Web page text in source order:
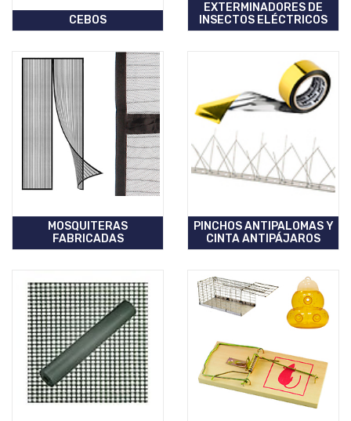
CEBOS
EXTERMINADORES DE
INSECTOS ELÉCTRICOS
MOSQUITERAS
FABRICADAS
PINCHOS ANTIPALOMAS Y
CINTA ANTIPÁJAROS